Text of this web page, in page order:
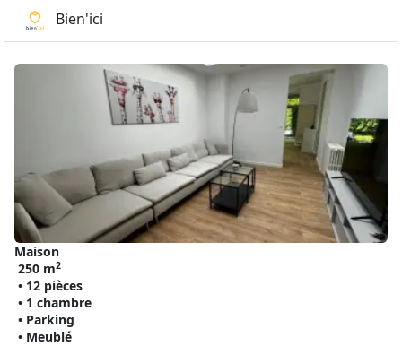
Bien'ici
Maison
250 m2
• 12 pièces
• 1 chambre
• Parking
• Meublé